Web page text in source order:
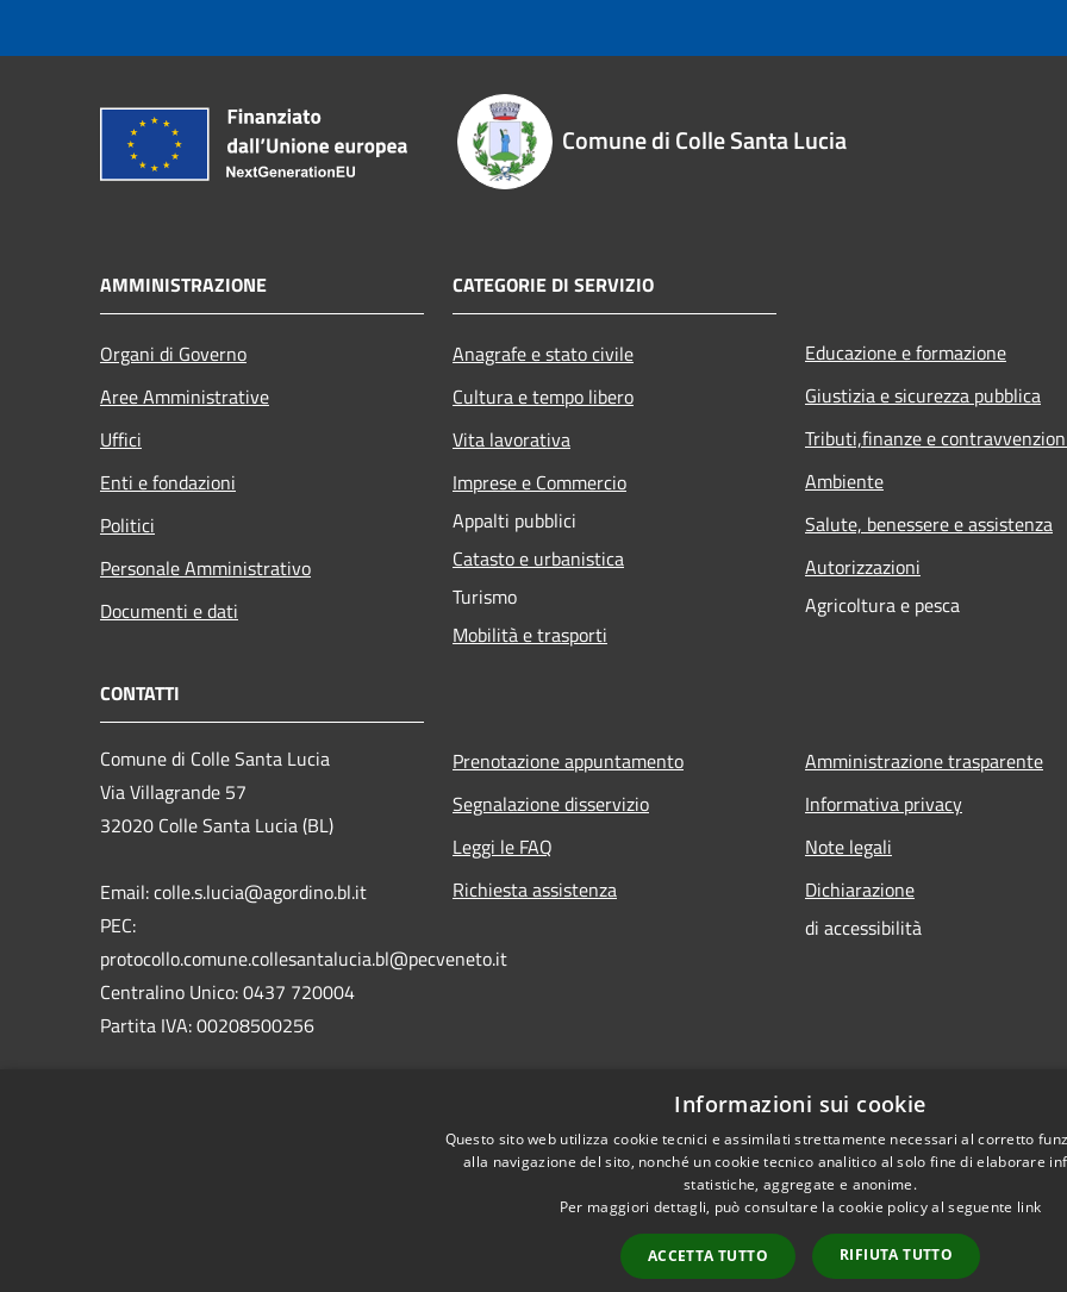
Comune di Colle Santa Lucia
AMMINISTRAZIONE
Organi di Governo
Aree Amministrative
Uffici
Enti e fondazioni
Politici
Personale Amministrativo
Documenti e dati
CATEGORIE DI SERVIZIO
Anagrafe e stato civile
Cultura e tempo libero
Vita lavorativa
Imprese e Commercio
Appalti pubblici
Catasto e urbanistica
Turismo
Mobilità e trasporti
Educazione e formazione
Giustizia e sicurezza pubblica
Tributi,finanze e
Ambiente
Salute, benessere e assistenza
Autorizzazioni
Agricoltura e pesca
CONTATTI
Comune di Colle Santa Lucia
Via Villagrande 57
32020 Colle Santa Lucia (BL)
Email: colle.s.lucia@agordino.bl.it
PEC:
protocollo.comune.collesantalucia.bl@pecveneto.it
Centralino Unico: 0437 720004
Partita IVA: 00208500256
Prenotazione appuntamento
Segnalazione disservizio
Leggi le FAQ
Richiesta assistenza
Amministrazione trasparente
Informativa privacy
Note legali
Dichiarazione
di accessibilità
Copyright © 2026 •
Informazioni sui cookie
Questo sito web utilizza cookie tecnici e assimilati strettamente necessari al corretto
alla navigazione del sito, nonché un cookie tecnico analitico al solo fine di elaborare
statistiche, aggregate e anonime.
Per maggiori dettagli, può consultare la cookie policy al seguente link
ACCETTA TUTTO RIFIUTA TUTTO